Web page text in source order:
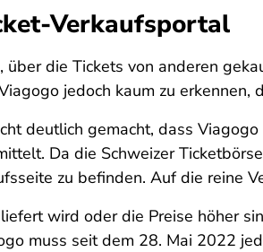
Verkaufsportal
die Tickets von anderen
jedoch kaum zu
deutlich gemacht, dass
Da die Schweizer
zu befinden. Auf die reine
wird oder die Preise höher
muss seit dem 28. Mai 2022